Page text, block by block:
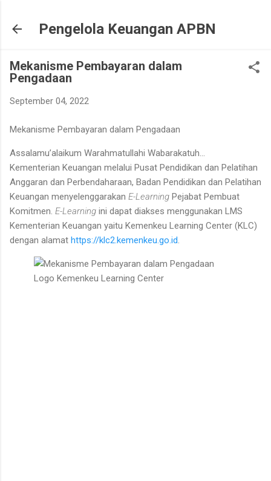
Pengelola Keuangan APBN
Mekanisme Pembayaran dalam
Pengadaan
September 04, 2022
Mekanisme Pembayaran dalam Pengadaan
Assalamu’alaikum Warahmatullahi Wabarakatuh…
Kementerian Keuangan melalui Pusat Pendidikan dan Pelatihan
Anggaran dan Perbendaharaan, Badan Pendidikan dan Pelatihan
Keuangan menyelenggarakan E-Learning Pejabat Pembuat
Komitmen. E-Learning ini dapat diakses menggunakan LMS
Kementerian Keuangan yaitu Kemenkeu Learning Center (KLC)
dengan alamat https://klc2.kemenkeu.go.id
Logo Kemenkeu Learning Center